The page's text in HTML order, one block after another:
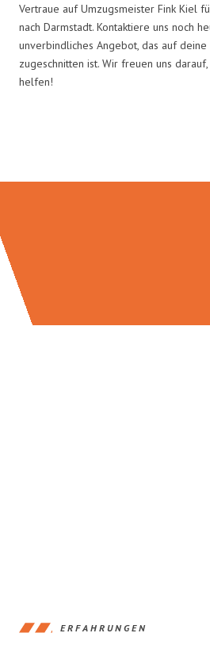
Vertraue auf Umzugsmeister Fink Kiel
nach Darmstadt. Kontaktiere uns noch
unverbindliches Angebot, das auf
zugeschnitten ist. Wir freuen uns
helfen!
ERFAHRUNGEN